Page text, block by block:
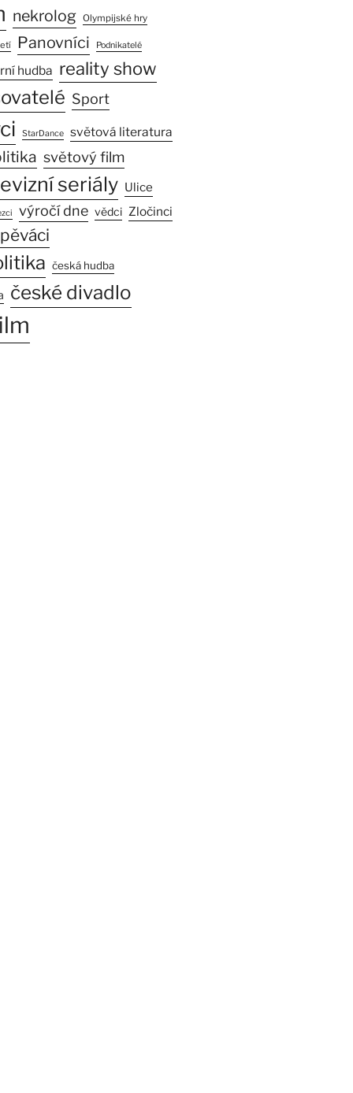
nekrolog Olympijské hry
Panovníci Podnikatelé
hudba reality show
Sport
StarDance světová literatura
světový film
seriály Ulice
výročí dne vědci Zločinci
česká hudba
české divadlo